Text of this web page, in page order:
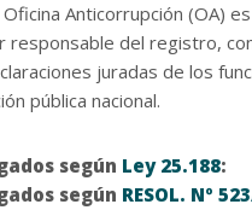
Anticorrupción (OA)
responsable del registro,
juradas de los
pública nacional.
según Ley 25.188:
según RESOL. Nº